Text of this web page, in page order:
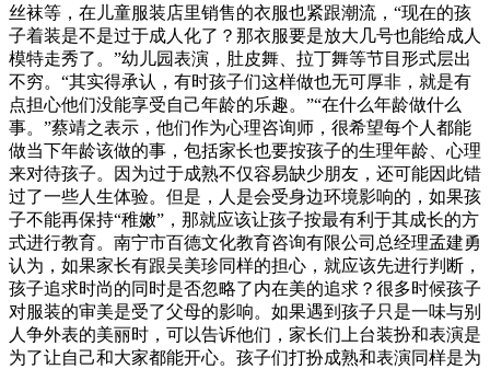
丝袜等，在儿童服装店里销售的衣服也紧跟潮流，“现在的孩
子着装是不是过于成人化了？那衣服要是放大几号也能给成人
模特走秀了。”幼儿园表演，肚皮舞、拉丁舞等节目形式层出
不穷。“其实得承认，有时孩子们这样做也无可厚非，就是有
点担心他们没能享受自己年龄的乐趣。”“在什么年龄做什么
事。”蔡靖之表示，他们作为心理咨询师，很希望每个人都能
做当下年龄该做的事，包括家长也要按孩子的生理年龄、心理
来对待孩子。因为过于成熟不仅容易缺少朋友，还可能因此错
过了一些人生体验。但是，人是会受身边环境影响的，如果孩
子不能再保持“稚嫩”，那就应该让孩子按最有利于其成长的方
式进行教育。南宁市百德文化教育咨询有限公司总经理孟建勇
认为，如果家长有跟吴美珍同样的担心，就应该先进行判断，
孩子追求时尚的同时是否忽略了内在美的追求？很多时候孩子
对服装的审美是受了父母的影响。如果遇到孩子只是一味与别
人争外表的美丽时，可以告诉他们，家长们上台装扮和表演是
为了让自己和大家都能开心。孩子们打扮成熟和表演同样是为